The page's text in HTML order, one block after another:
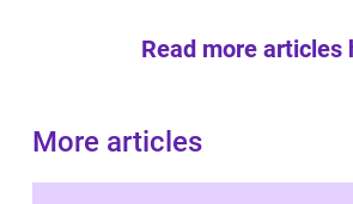
Read more articles
More articles